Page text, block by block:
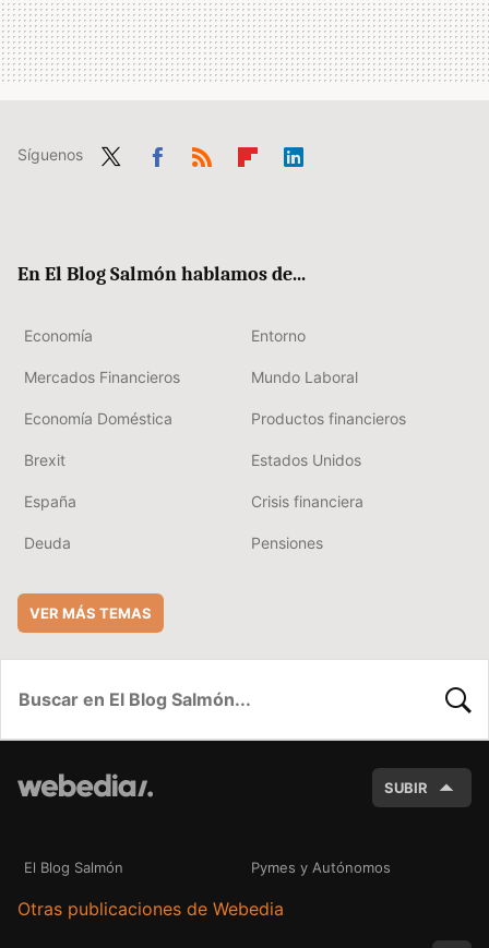
Síguenos
En El Blog Salmón hablamos de...
Economía Entorno
Mercados Financieros Mundo Laboral
Economía Doméstica Productos financieros
Brexit Estados Unidos
España Crisis financiera
Deuda Pensiones
VER MÁS TEMAS
SUBIR
El Blog Salmón Pymes y Autónomos
Otras publicaciones de Webedia